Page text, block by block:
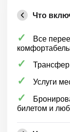
Что
Все
Услуги
билетом и